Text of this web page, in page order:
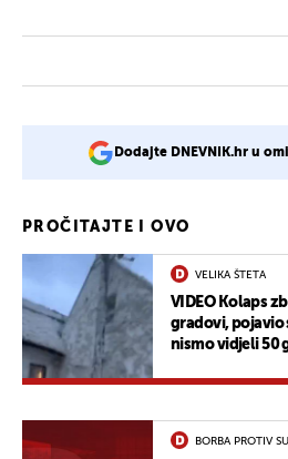
Dodajte DNEVNIK.hr u
PROČITAJTE I OVO
VELIKA ŠTETA
VIDEO Kolaps
gradovi, pojavio
nismo vidjeli 50
BORBA PROTIV